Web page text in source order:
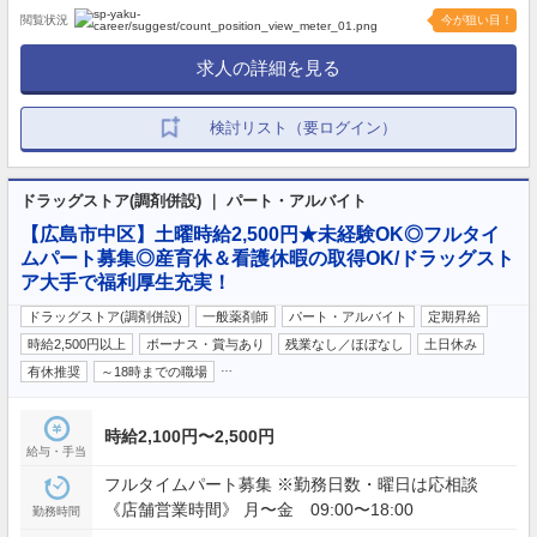
閲覧状況 今が狙い目！
求人の詳細を見る
検討リスト（要ログイン）
ドラッグストア(調剤併設) ｜ パート・アルバイト
【広島市中区】土曜時給2,500円★未経験OK◎フルタイ
ムパート募集◎産育休＆看護休暇の取得OK/ドラッグスト
ア大手で福利厚生充実！
ドラッグストア(調剤併設) 一般薬剤師 パート・アルバイト
定期昇給
時給2,500円以上
ボーナス・賞与あり 残業なし／ほぼなし
土日休み
有休推奨
～18時までの職場
給与・手当
時給2,100円〜2,500円
勤務時間
フルタイムパート募集 ※勤務日数・曜日は応相談
《店舗営業時間》 月〜金 09:00〜18:00